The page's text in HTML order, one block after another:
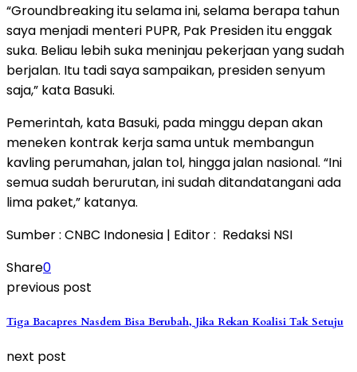
“Groundbreaking itu selama ini, selama berapa tahun
saya menjadi menteri PUPR, Pak Presiden itu enggak
suka. Beliau lebih suka meninjau pekerjaan yang sudah
berjalan. Itu tadi saya sampaikan, presiden senyum
saja,” kata Basuki.
Pemerintah, kata Basuki, pada minggu depan akan
meneken kontrak kerja sama untuk membangun
kavling perumahan, jalan tol, hingga jalan nasional. “Ini
semua sudah berurutan, ini sudah ditandatangani ada
lima paket,” katanya.
Sumber : CNBC Indonesia | Editor : Redaksi NSI
Share0
previous post
Tiga Bacapres Nasdem Bisa Berubah, Jika Rekan Koalisi Tak Setuju
next post